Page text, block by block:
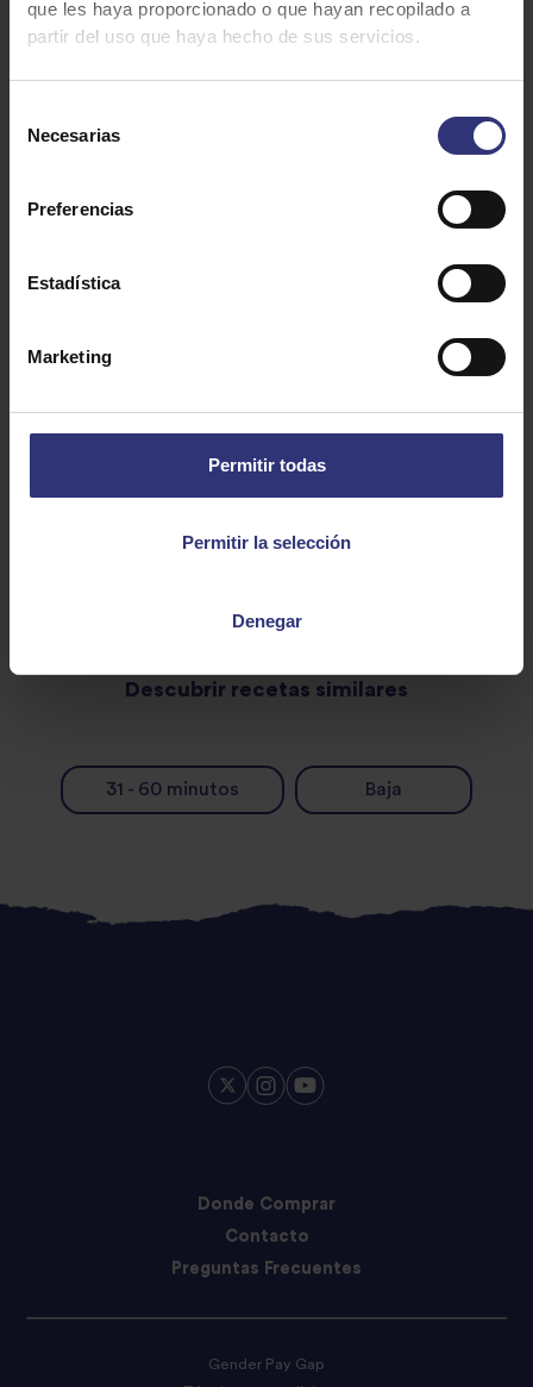
que les haya proporcionado o que hayan recopilado a
partir del uso que haya hecho de sus servicios.
Necesarias
Preferencias
Estadística
Marketing
Permitir todas
Permitir la selección
Denegar
review
star
review
4
star
review
star
Método
2 cucharadas de jengibre picado
20 hojas de albahaca grande
6 cucharadas de aceite de guindilla
Sal
Descubrir recetas similares
31 - 60 minutos Baja
Donde Comprar
Contacto
Preguntas Frecuentes
Gender Pay Gap